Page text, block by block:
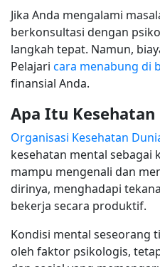
Jika Anda mengalami
berkonsultasi dengan
langkah tepat. Namun,
Pelajari cara menabung di
finansial Anda.
Apa Itu
Organisasi Kesehatan
kesehatan mental sebagai
mampu mengenali dan
dirinya, menghadapi
bekerja secara produktif.
Kondisi mental seseorang
oleh faktor psikologis,